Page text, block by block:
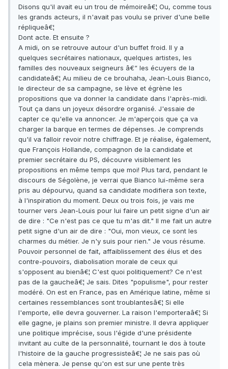
Disons qu'il avait eu un trou de mémoireâ€¦ Ou, comme tous
les grands acteurs, il n'avait pas voulu se priver d'une belle
répliqueâ€¦
Dont acte. Et ensuite ?
A midi, on se retrouve autour d'un buffet froid. Il y a
quelques secrétaires nationaux, quelques artistes, les
familles des nouveaux seigneurs â€“ les écuyers de la
candidateâ€¦ Au milieu de ce brouhaha, Jean-Louis Bianco,
le directeur de sa campagne, se lève et égrène les
propositions que va donner la candidate dans l'après-midi.
Tout ça dans un joyeux désordre organisé. J'essaie de
capter ce qu'elle va annoncer. Je m'aperçois que ça va
charger la barque en termes de dépenses. Je comprends
qu'il va falloir revoir notre chiffrage. Et je réalise, également,
que François Hollande, compagnon de la candidate et
premier secrétaire du PS, découvre visiblement les
propositions en même temps que moi! Plus tard, pendant le
discours de Ségolène, je verrai que Bianco lui-même sera
pris au dépourvu, quand sa candidate modifiera son texte,
à l'inspiration du moment. Deux ou trois fois, je vais me
tourner vers Jean-Louis pour lui faire un petit signe d'un air
de dire : "Ce n'est pas ce que tu m'as dit." Il me fait un autre
petit signe d'un air de dire : "Oui, mon vieux, ce sont les
charmes du métier. Je n'y suis pour rien." Je vous résume.
Pouvoir personnel de fait, affaiblissement des élus et des
contre-pouvoirs, diabolisation morale de ceux qui
s'opposent au bienâ€¦ C'est quoi politiquement? Ce n'est
pas de la gaucheâ€¦ Je sais. Dites "populisme", pour rester
modéré. On est en France, pas en Amérique latine, même si
certaines ressemblances sont troublantesâ€¦ Si elle
l'emporte, elle devra gouverner. La raison l'emporteraâ€¦ Si
elle gagne, je plains son premier ministre. Il devra appliquer
une politique imprécise, sous l'égide d'une présidente
invitant au culte de la personnalité, tournant le dos à toute
l'histoire de la gauche progressisteâ€¦ Je ne sais pas où
cela mènera. Je pense qu'on est sur une pente très